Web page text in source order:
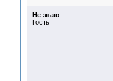
Не знаю
Гость